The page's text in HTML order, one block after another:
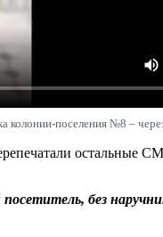
поселения №8 –
остальные
без